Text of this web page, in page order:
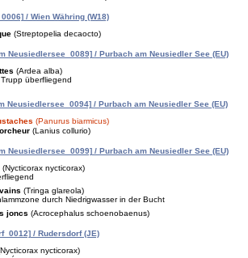
/ Wien Währing (W18)
(Streptopelia decaocto)
Neusiedlersee_0089] / Purbach am Neusiedler See (EU)
(Ardea alba)
überfliegend
Neusiedlersee_0094] / Purbach am Neusiedler See (EU)
(Panurus biarmicus)
(Lanius collurio)
Neusiedlersee_0099] / Purbach am Neusiedler See (EU)
(Nycticorax nycticorax)
(Tringa glareola)
durch Niedrigwasser in der Bucht
joncs (Acrocephalus schoenobaenus)
/ Rudersdorf (JE)
nycticorax)